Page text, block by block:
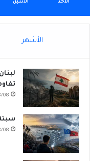
الأحد الأثنين
الأشهر
08
08